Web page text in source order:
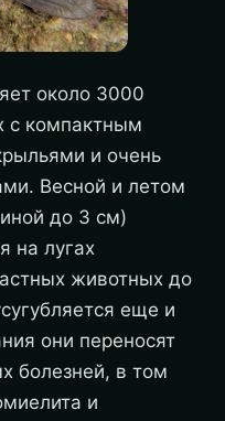
около 3000
с компактным
и очень
Весной и летом
до 3 см)
на лугах
животных до
еще и
они переносят
болезней, в том
и